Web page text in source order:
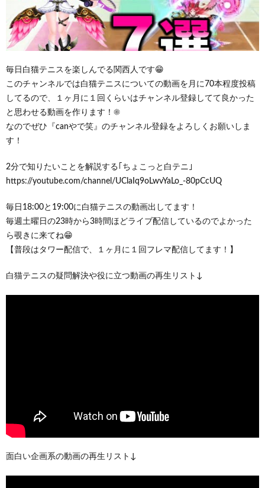
毎日白猫テニスを楽しんでる関西人です😁
このチャンネルでは白猫テニスについての動画を月に70本程度投稿
してるので、１ヶ月に１回くらいはチャンネル登録してて良かった
と思わせる動画を作ります！☀️
なのでぜひ『canやで笑』のチャンネル登録をよろしくお願いしま
す！
2分で知りたいことを解説する｢ちょこっと白テニ｣
https://youtube.com/channel/UClaIq9oLwvYaLo_-80pCcUQ
毎日18:00と19:00に白猫テニスの動画出してます！
毎週土曜日の23時から3時間ほどライブ配信しているのでよかった
ら覗きに来てね😁
【普段はタワー配信で、１ヶ月に１回フレマ配信してます！】
白猫テニスの疑問解決や役に立つ動画の再生リスト↓
面白い企画系の動画の再生リスト↓